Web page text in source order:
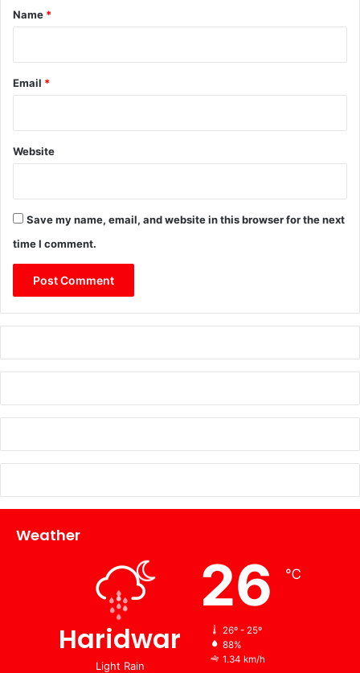
*
Name *
Email *
Website
Save my name, email, and website in this browser for the next
time I comment.
Weather
Haridwar
Light Rain
26 ℃
26º - 25º
88%
1.34 km/h